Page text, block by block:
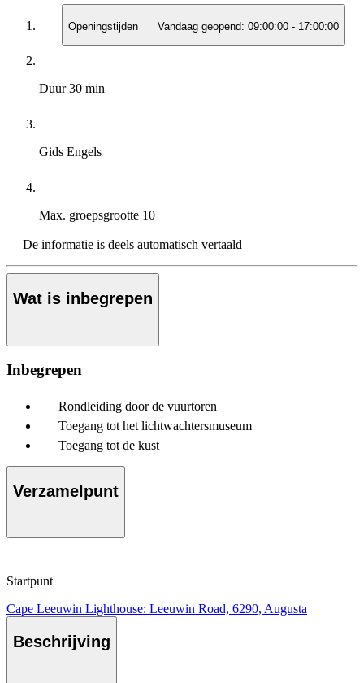
Openingstijden Vandaag geopend: 09:00:00 - 17:00:00
Duur30 min
Gids Engels
Max. groepsgrootte 10
De informatie is deels automatisch vertaald
Wat is inbegrepen
Inbegrepen
Rondleiding door de vuurtoren
Toegang tot het lichtwachtersmuseum
Toegang tot de kust
Verzamelpunt
Startpunt
Cape Leeuwin Lighthouse: Leeuwin Road, 6290, Augusta
Beschrijving